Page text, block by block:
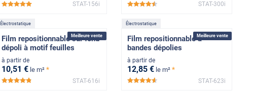
STAT-156i
*****
STAT-300i
Meilleure vente
Électrostatique
Film repositionnable sur fond
dépoli à motif feuilles
à partir de
10,51 € le m² *
*****
STAT-616i
Meilleure vente
Électrostatique
Film repositionnable à
bandes dépolies
à partir de
12,85 € le m² *
*****
STAT-623i